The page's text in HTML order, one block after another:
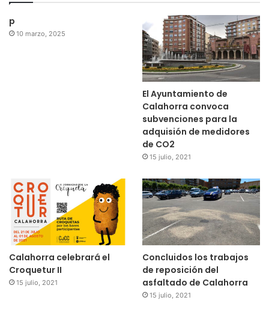
p
10 marzo, 2025
El Ayuntamiento de
Calahorra convoca
subvenciones para la
adquisión de medidores
de CO2
15 julio, 2021
Calahorra celebrará el
Croquetur II
15 julio, 2021
Concluidos los trabajos
de reposición del
asfaltado de Calahorra
15 julio, 2021